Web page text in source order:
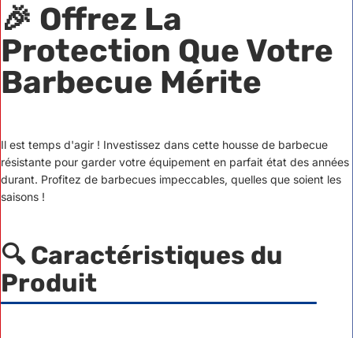
🎉 Offrez La
Protection Que Votre
Barbecue Mérite
Il est temps d'agir ! Investissez dans cette housse de barbecue
résistante pour garder votre équipement en parfait état des années
durant. Profitez de barbecues impeccables, quelles que soient les
saisons !
🔍 Caractéristiques du
Produit